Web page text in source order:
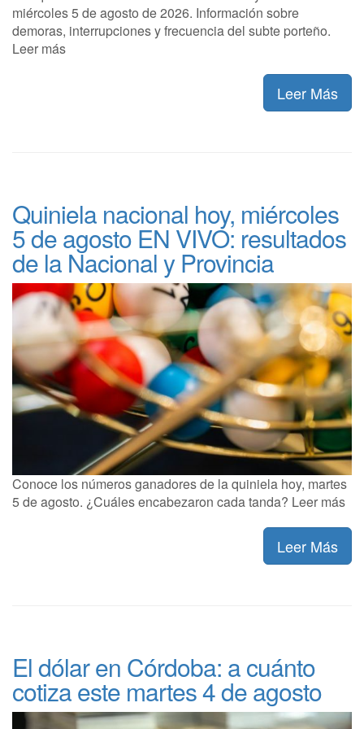
miércoles 5 de agosto de 2026. Información sobre
demoras, interrupciones y frecuencia del subte porteño.
Leer más
Leer Más
Quiniela nacional hoy, miércoles
5 de agosto EN VIVO: resultados
de la Nacional y Provincia
Conoce los números ganadores de la quiniela hoy, martes
5 de agosto. ¿Cuáles encabezaron cada tanda? Leer más
Leer Más
El dólar en Córdoba: a cuánto
cotiza este martes 4 de agosto